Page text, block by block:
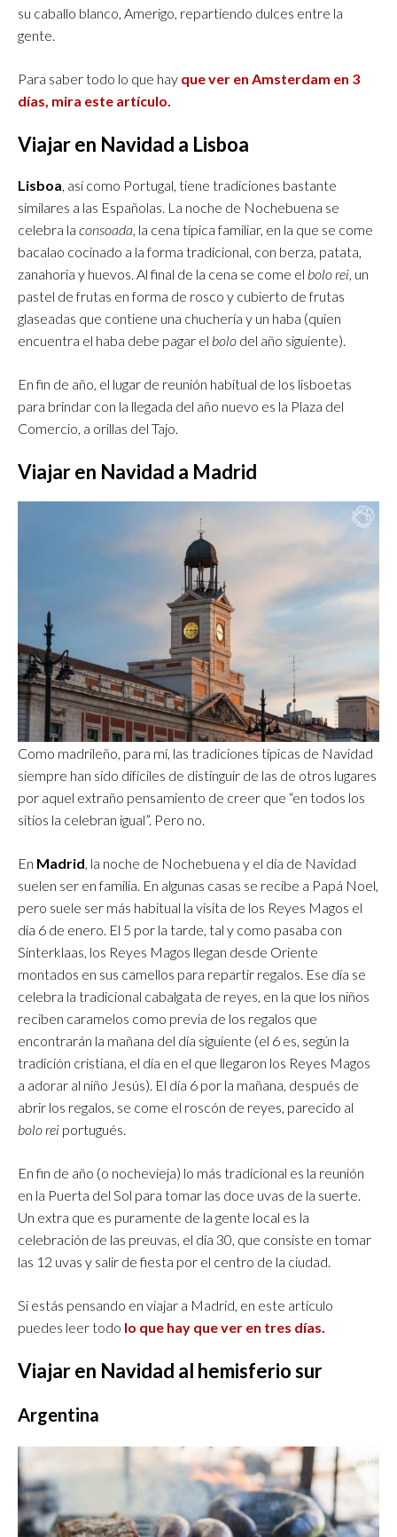
su caballo blanco, Amerigo, repartiendo dulces entre la
gente.
Para saber todo lo que hay que ver en Amsterdam en 3
días, mira este artículo.
Viajar en Navidad a Lisboa
Lisboa , así como Portugal, tiene tradiciones bastante
similares a las Españolas. La noche de Nochebuena se
celebra la consoada , la cena típica familiar, en la que se come
bacalao cocinado a la forma tradicional, con berza, patata,
zanahoria y huevos. Al final de la cena se come el bolo rei , un
pastel de frutas en forma de rosco y cubierto de frutas
glaseadas que contiene una chuchería y un haba (quien
encuentra el haba debe pagar el bolo del año siguiente).
En fin de año, el lugar de reunión habitual de los lisboetas
para brindar con la llegada del año nuevo es la Plaza del
Comercio, a orillas del Tajo.
Viajar en Navidad a Madrid
Como madrileño, para mí, las tradiciones típicas de Navidad
siempre han sido difíciles de distinguir de las de otros lugares
por aquel extraño pensamiento de creer que “en todos los
sitios la celebran igual”. Pero no.
En Madrid , la noche de Nochebuena y el día de Navidad
suelen ser en familia. En algunas casas se recibe a Papá Noel,
pero suele ser más habitual la visita de los Reyes Magos el
día 6 de enero. El 5 por la tarde, tal y como pasaba con
Sinterklaas, los Reyes Magos llegan desde Oriente
montados en sus camellos para repartir regalos. Ese día se
celebra la tradicional cabalgata de reyes, en la que los niños
reciben caramelos como previa de los regalos que
encontrarán la mañana del día siguiente (el 6 es, según la
tradición cristiana, el día en el que llegaron los Reyes Magos
a adorar al niño Jesús). El día 6 por la mañana, después de
abrir los regalos, se come el roscón de reyes, parecido al
bolo rei portugués.
En fin de año (o nochevieja) lo más tradicional es la reunión
en la Puerta del Sol para tomar las doce uvas de la suerte.
Un extra que es puramente de la gente local es la
celebración de las preuvas, el día 30, que consiste en tomar
las 12 uvas y salir de fiesta por el centro de la ciudad.
Si estás pensando en viajar a Madrid, en este artículo
puedes leer todo lo que hay que ver en tres días.
Viajar en Navidad al hemisferio sur
Argentina